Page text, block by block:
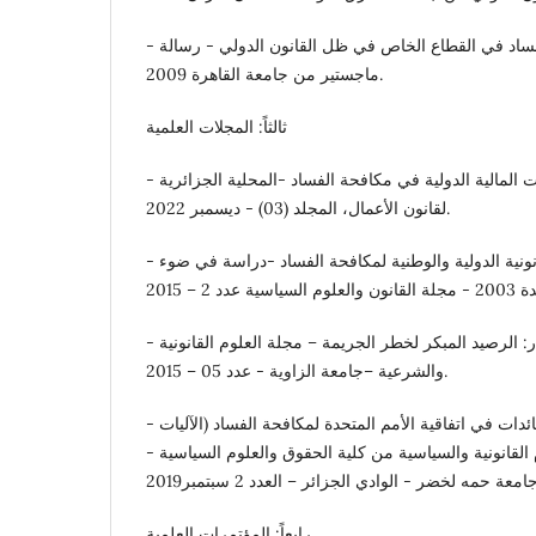
- هشام احمد محمد: مكافحة الفساد في القطاع الخاص في ظل القانون الدولي - رسالة
ماجستير من جامعة القاهرة 2009.
ثالثاً: المجلات العلمية
- أبو رزام رمزي: دور المؤسسات المالية الدولية في مكافحة الفساد -المحلية الجزائرية
لقانون الأعمال، المجلد (03) - ديسمبر 2022.
- بن عيسى أحمد: الآليات القانونية الدولية والوطنية لمكافحة الفساد -دراسة في ضوء
- شعبان ابو عجيله عصار: الرصيد المبكر لخطر الجريمة – مجلة العلوم القانونية
والشرعية –جامعة الزاوية - عدد 05 – 2015.
- فايزة هوام: استرداد العائدات في اتفاقية الأمم المتحدة لمكافحة الفساد (الآليات
والسياسية من كلية الحقوق والعلوم السياسية -